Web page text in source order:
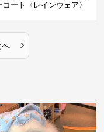
コート〈レインウェア〉
へ ›